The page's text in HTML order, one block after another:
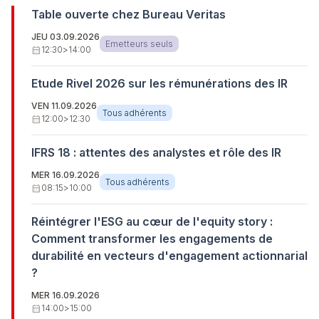
Table ouverte chez Bureau Veritas
JEU 03.09.2026
calendar_month 12:30>14:00
Emetteurs seuls
Etude Rivel 2026 sur les rémunérations des IR
VEN 11.09.2026
calendar_month 12:00>12:30
Tous adhérents
IFRS 18 : attentes des analystes et rôle des IR
MER 16.09.2026
calendar_month 08:15>10:00
Tous adhérents
Réintégrer l'ESG au cœur de l'equity story :
Comment transformer les engagements de
durabilité en vecteurs d'engagement actionnarial
?
MER 16.09.2026
calendar_month 14:00>15:00